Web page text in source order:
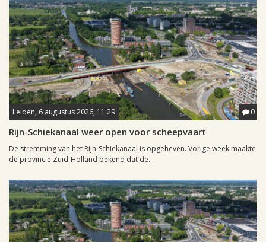
Leiden, 6 augustus 2026, 11:29 0
Rijn-Schiekanaal weer open voor scheepvaart
De stremming van het Rijn-Schiekanaal is opgeheven. Vorige week maakte
de provincie Zuid-Holland bekend dat de...